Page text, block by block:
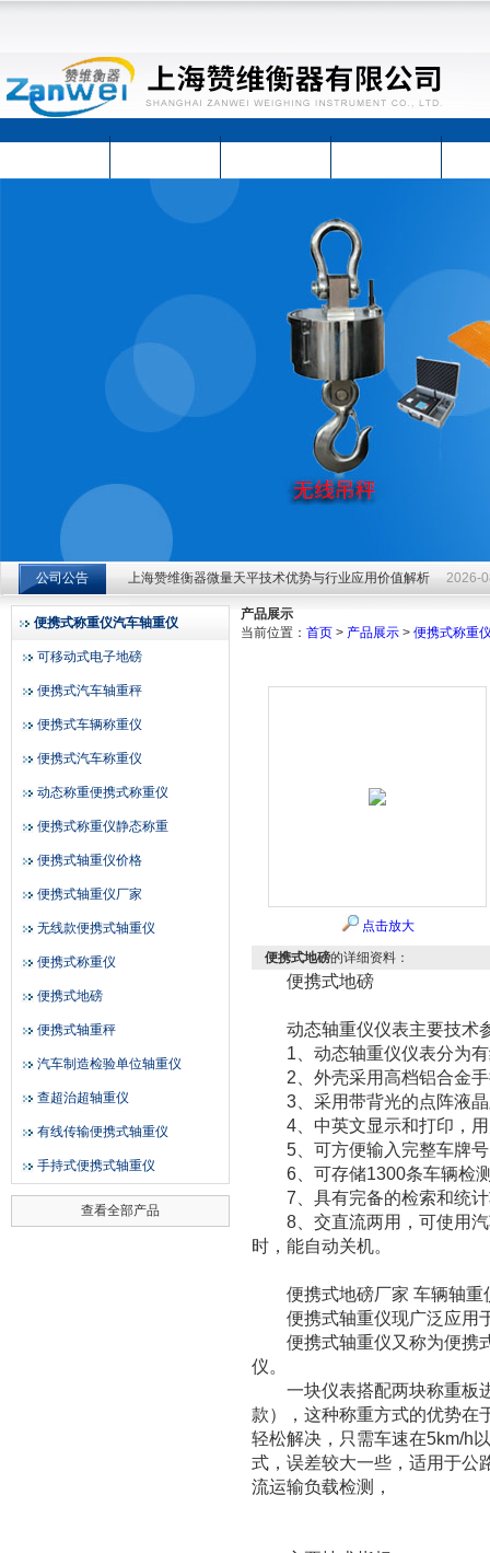
上海赞维衡器有限公司
公司公告
上海赞维衡器微量天平技术优势与行业应用价值解析
上海赞维衡器微量天平技术优势与行业应用价值解析 2026-
上海赞维衡器微量天平技术优势与行业应用价值解析
便携式称重仪汽车轴重仪
可移动式电子地磅
便携式汽车轴重秤
便携式车辆称重仪
便携式汽车称重仪
动态称重便携式称重仪
便携式称重仪静态称重
便携式轴重仪价格
便携式轴重仪厂家
无线款便携式轴重仪
便携式称重仪
便携式地磅
便携式轴重秤
汽车制造检验单位轴重仪
查超治超轴重仪
有线传输便携式轴重仪
手持式便携式轴重仪
查看全部产品
产品展示
当前位置： 首页 > 产品展示 > 便携式称重
点击放大
便携式地磅的详细资料：
便携式地磅
动态轴重仪仪表主要技术
1、动态轴重仪仪表分为有
2、外壳采用高档铝合金手
3、采用带背光的点阵液晶
4、中英文显示和打印，用
5、可方便输入完整车牌号
6、可存储1300条车辆检
7、具有完备的检索和统计
8、交直流两用，可使用汽
时，能自动关机。
便携式地磅厂家 车辆轴重
便携式轴重仪现广泛应用于
便携式轴重仪又称为便携式
仪。
一块仪表搭配两块称重板进
款），这种称重方式的优势在
轻松解决，只需车速在5km/h
式，误差较大一些，适用于公
流运输负载检测，